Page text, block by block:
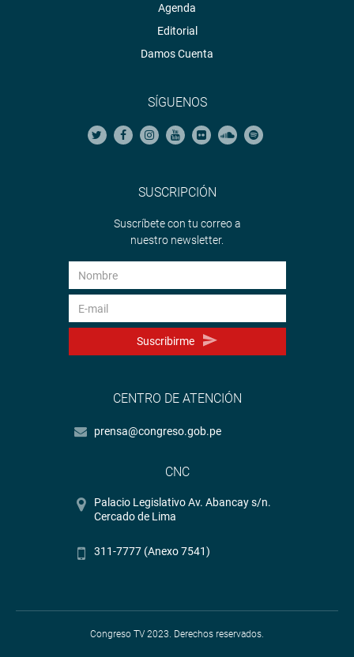
Agenda
Editorial
Damos Cuenta
SÍGUENOS
SUSCRIPCIÓN
Suscríbete con tu correo a
nuestro newsletter.
Suscribirme
CENTRO DE ATENCIÓN
prensa@congreso.gob.pe
CNC
Palacio Legislativo Av. Abancay s/n.
Cercado de Lima
311-7777 (Anexo 7541)
Congreso TV 2023. Derechos reservados.